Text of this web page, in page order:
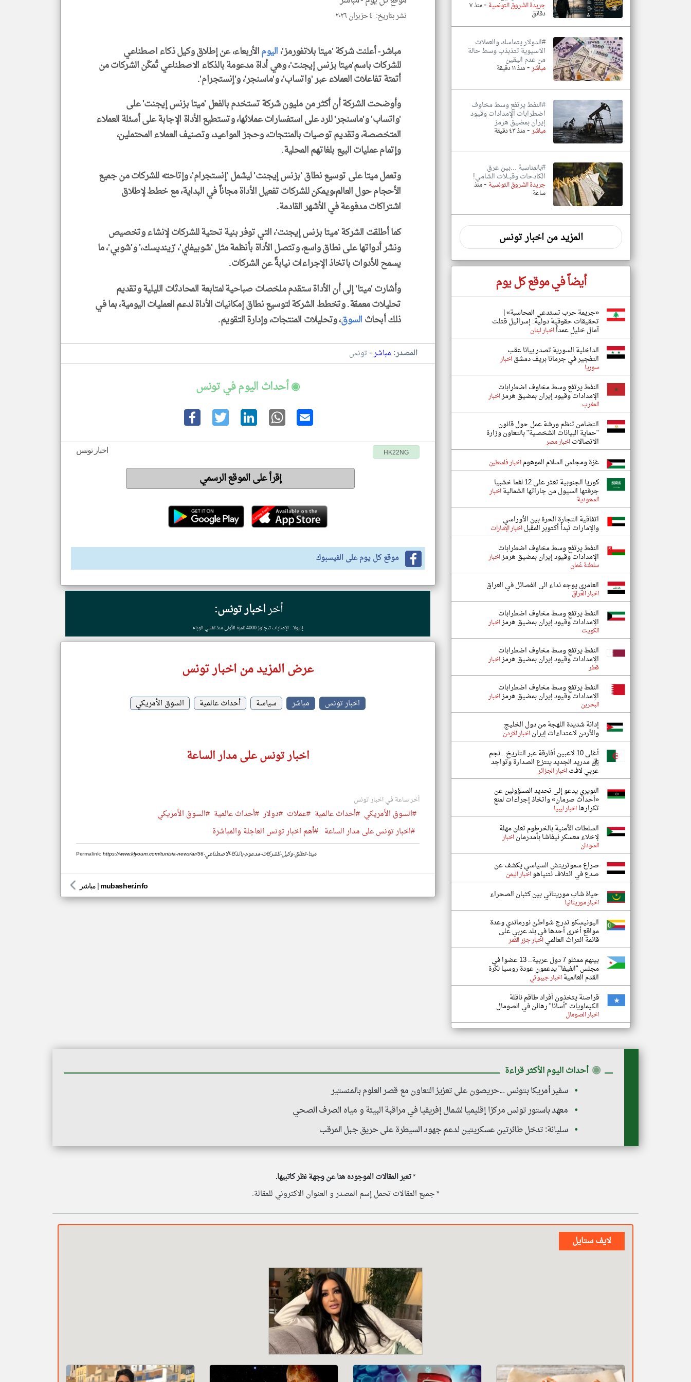
نشر بتاريخ: ٤ حزيران ٢٠٢٦
مباشر- أعلنت شركة 'ميتا بلاتفورمز'،اليومالأربعاء، عن إطلاق وكيل ذكاء اصطناعي
للشركات باسم'ميتا بزنس إيجنت'، وهي أداة مدعومة بالذكاء الاصطناعي تُمكّن الشركات من
أتمتة تفاعلات العملاء عبر 'واتساب'، و'ماسنجر'، و'إنستجرام'.
وأوضحت الشركة أن أكثر من مليون شركة تستخدم بالفعل 'ميتا بزنس إيجنت' على
'واتساب' و'ماسنجر' للرد على استفسارات عملائها، وتستطيع الأداة الإجابة على أسئلة العملاء
المتخصصة، وتقديم توصيات بالمنتجات، وحجز المواعيد، وتصنيف العملاء المحتملين،
وإتمام عمليات البيع بلغاتهم المحلية.
وتعمل ميتا على توسيع نطاق 'بزنس إيجنت' ليشمل 'إنستجرام'، وإتاحته للشركات من جميع
الأحجام حول العالم،ويمكن للشركات تفعيل الأداة مجاناً في البداية، مع خطط لإطلاق
اشتراكات مدفوعة في الأشهر القادمة.
كما أطلقت الشركة 'ميتا بزنس إيجنت'، التي توفر بنية تحتية للشركات لإنشاء وتخصيص
ونشر أدواتها على نطاق واسع، وتتصل الأداة بأنظمة مثل 'شوبيفاي'، 'زينديسك،' و'شوبي'، ما
يسمح للأدوات باتخاذ الإجراءات نيابةً عن الشركات.
وأشارت 'ميتا' إلى أن الأداة ستقدم ملخصات صباحية لمتابعة المحادثات الليلية وتقديم
تحليلات معمقة. وتخطط الشركة لتوسيع نطاق إمكانيات الأداة لدعم العمليات اليومية، بما في
ذلك أبحاثالسوق، وتحليلات المنتجات، وإدارة التقويم.
المصدر: مباشر-تونس
◉ أحداث اليوم في تونس
اخبار تونس HK22NG
إقرأ على الموقع الرسمي
موقع كل يوم على الفيسبوك
أخراخبار تونس:
إيبولا.. الإصابات تتجاوز 4000 للمرة الأولى منذ تفشي الوباء
عرض المزيد من اخبار تونس
اخبار تونس مباشر سياسة أحداث عالمية السوق الأمريكي
اخبار تونس على مدار الساعة
أخر ساعة في اخبار تونس
#السوق الأمريكي #أحداث عالمية #عملات #دولار #أحداث عالمية #السوق الأمريكي
#اخبار تونس على مدار الساعة #أهم اخبار تونس العاجلة والمباشرة
Permalink: https://www.klyoum.com/tunisia-news/ar/56-ميتا-تطلق-وكيل-للشركات-مدعوم-بالذكا-الاصطناعي
مباشر | mubasher.info
جريدة الشروق التونسية - منذ ٧
دقائق
#الدولار يتماسك والعملات
الآسيوية تتذبذب وسط حالة
من عدم اليقين
مباشر-منذ ١١ دقيقة
#النفط يرتفع وسط مخاوف
اضطرابات الإمدادات وقيود
إيران بمضيق هرمز
مباشر-منذ ٤٣ دقيقة
#بالمناسبة ...بين عرق
الكادحات وقبــلات الشامي!
جريدة الشروق التونسية -منذ
ساعة
المزيد من اخبار تونس
أيضاً في موقع كل يوم
«جريمة حرب تستدعي المحاسبة» |
تحقيقات حقوقية دولية: إسرائيل قتلت
آمال خليل عمداًاخبار لبنان
الداخلية السورية تصدر بيانا عقب
التفجير في جرمانا بريف دمشقاخبار
سوريا
النفط يرتفع وسط مخاوف اضطرابات
الإمدادات وقيود إيران بمضيق هرمزاخبار
المغرب
التضامن تنظم ورشة عمل حول قانون
"حماية البيانات الشخصية" بالتعاون وزارة
الاتصالاتاخبار مصر
غزة ومجلس السلام الموهوماخبار فلسطين
كوريا الجنوبية تعثر على 12 لغما خشبيا
جرفتها السيول من جاراتها الشماليةاخبار
السعودية
اتفاقية التجارة الحرة بين الأوراسي
والإمارات تبدأ أكتوبر المقبلاخبار الإمارات
النفط يرتفع وسط مخاوف اضطرابات
الإمدادات وقيود إيران بمضيق هرمزاخبار
سلطنة عُمان
العامري يوجه نداء الى الفصائل في العراق
اخبار العراق
النفط يرتفع وسط مخاوف اضطرابات
الإمدادات وقيود إيران بمضيق هرمزاخبار
الكويت
النفط يرتفع وسط مخاوف اضطرابات
الإمدادات وقيود إيران بمضيق هرمزاخبار
قطر
النفط يرتفع وسط مخاوف اضطرابات
الإمدادات وقيود إيران بمضيق هرمزاخبار
البحرين
إدانة شديدة اللهجة من دول الخليج
والأردن لاعتداءات إيراناخبار الاردن
أغلى 10 لاعبين أفارقة عبر التاريخ.. نجم
ريال مدريد الجديد ينتزع الصدارة وتواجد
عربي لافتاخبار الجزائر
النويري يدعو إلى تحديد المسؤولين عن
«أحداث صرمان» واتخاذ إجراءات لمنع
تكرارهااخبار ليبيا
السلطات الأمنية بالخرطوم تعلن مهلة
لإخلاء معسكر نيفاشا بأمدرماناخبار
السودان
صراع سموتريتش السياسي يكشف عن
صدع في ائتلاف نتنياهواخبار اليمن
حياة شاب موريتاني بين كثبان الصحراء
اخبار موريتانيا
اليونيسكو تدرج شواطئ نورماندي وعدة
مواقع أخرى أحدها في بلد عربي على
قائمة التراث العالمياخبار جزر القمر
بينهم ممثلو 7 دول عربية.. 13 عضوا في
مجلس "الفيفا" يدعمون عودة روسيا لكرة
القدم العالميةاخبار جيبوتي
قراصنة يتخذون أفراد طاقم ناقلة
الكيماويات "أسانا" رهائن في الصومال
اخبار الصومال
◉ أحداث اليوم الأكثر قراءة
سفير أمريكا بتونس ...حريصون على تعزيز التعاون مع قصر العلوم بالمنستير
معهد باستور تونس مركزا إقليميا لشمال إفريقيا في مراقبة البيئة و مياه الصرف الصحي
سليانة: تدخل طائرتين عسكريتين لدعم جهود السيطرة على حريق جبل المرقب
*تعبر المقالات الموجوده هنا عن وجهة نظر كاتبيها.
* جميع المقالات تحمل إسم المصدر و العنوان الاكتروني للمقالة.
لايف ستايل
klyoum.com